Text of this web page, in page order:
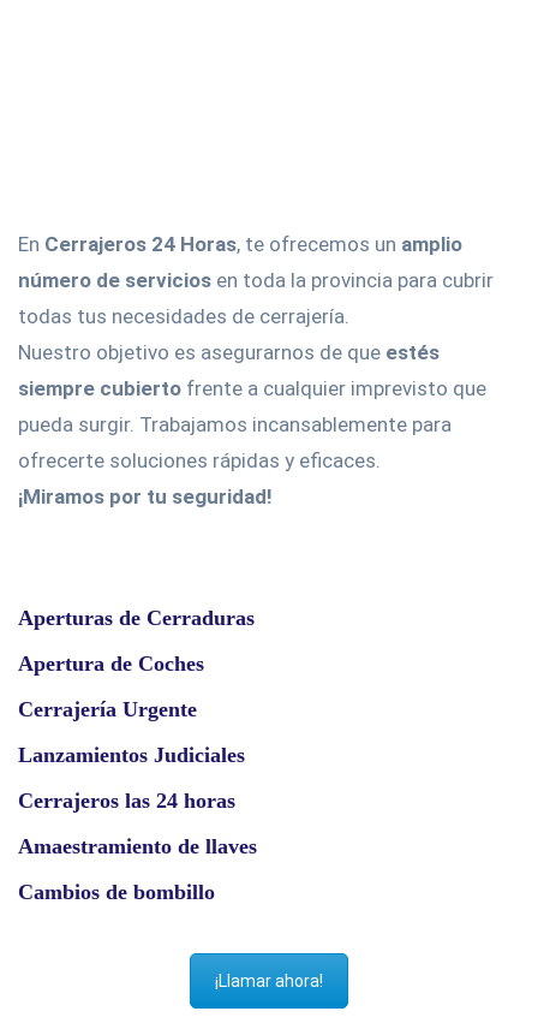
En Cerrajeros 24 Horas, te ofrecemos un amplio
número de servicios en toda la provincia para cubrir
todas tus necesidades de cerrajería.
Nuestro objetivo es asegurarnos de que estés
siempre cubierto frente a cualquier imprevisto que
pueda surgir. Trabajamos incansablemente para
ofrecerte soluciones rápidas y eficaces.
¡Miramos por tu seguridad!
Aperturas de Cerraduras
Apertura de Coches
Cerrajería Urgente
Lanzamientos Judiciales
Cerrajeros las 24 horas
Amaestramiento de llaves
Cambios de bombillo
¡Llamar ahora!